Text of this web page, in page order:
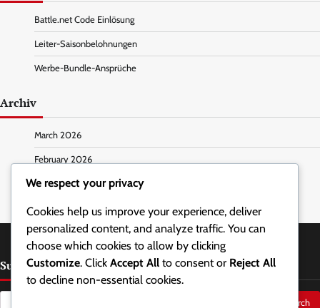
Battle.net Code Einlösung
Leiter-Saisonbelohnungen
Werbe-Bundle-Ansprüche
Archiv
March 2026
February 2026
Suche
We respect your privacy
Cookies help us improve your experience, deliver
personalized content, and analyze traffic. You can
choose which cookies to allow by clicking
Customize. Click Accept All to consent or Reject All
to decline non-essential cookies.